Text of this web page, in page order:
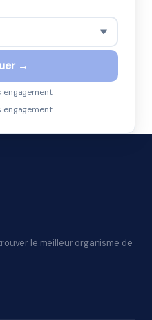
→
engagement
engagement
le meilleur organisme de